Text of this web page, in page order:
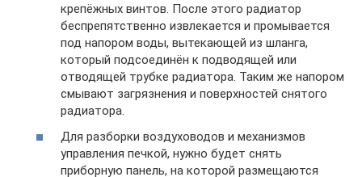
крепёжных винтов. После этого радиатор
беспрепятственно извлекается и промывается
под напором воды, вытекающей из шланга,
который подсоединён к подводящей или
отводящей трубке радиатора. Таким же напором
смывают загрязнения и поверхностей снятого
радиатора.
Для разборки воздуховодов и механизмов
управления печкой, нужно будет снять
приборную панель, на которой размещаются